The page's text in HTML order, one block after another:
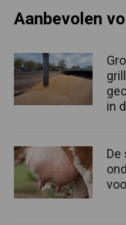
Aanbevolen
in
De